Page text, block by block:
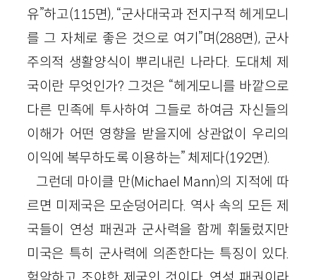
유”하고(115면), “군사대국과 전지구적 헤게모니
를 그 자체로 좋은 것으로 여기”며(288면), 군사
주의적 생활양식이 뿌리내린 나라다. 도대체 제
국이란 무엇인가? 그것은 “헤게모니를 바깥으로
다른 민족에 투사하여 그들로 하여금 자신들의
이해가 어떤 영향을 받을지에 상관없이 우리의
이익에 복무하도록 이용하는” 체제다(192면).
그런데 마이클 만(Michael Mann)의 지적에 따
르면 미제국은 모순덩어리다. 역사 속의 모든 제
국들이 연성 패권과 군사력을 함께 휘둘렀지만
미국은 특히 군사력에 의존한다는 특징이 있다.